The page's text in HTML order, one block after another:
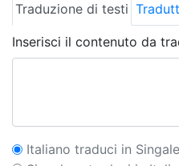
Traduzione di testi
Inserisci il contenuto da
Italiano traduci in